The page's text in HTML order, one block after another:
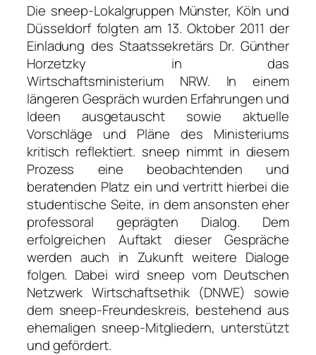
Die sneep-Lokalgruppen Münster, Köln und
Düsseldorf folgten am 13. Oktober 2011 der
Einladung des Staatssekretärs Dr. Günther
Horzetzky in das
Wirtschaftsministerium NRW. In einem
längeren Gespräch wurden Erfahrungen und
Ideen ausgetauscht sowie aktuelle
Vorschläge und Pläne des Ministeriums
kritisch reflektiert. sneep nimmt in diesem
Prozess eine beobachtenden und
beratenden Platz ein und vertritt hierbei die
studentische Seite, in dem ansonsten eher
professoral geprägten Dialog. Dem
erfolgreichen Auftakt dieser Gespräche
werden auch in Zukunft weitere Dialoge
folgen. Dabei wird sneep vom Deutschen
Netzwerk Wirtschaftsethik (DNWE) sowie
dem sneep-Freundeskreis, bestehend aus
ehemaligen sneep-Mitgliedern, unterstützt
und gefördert.